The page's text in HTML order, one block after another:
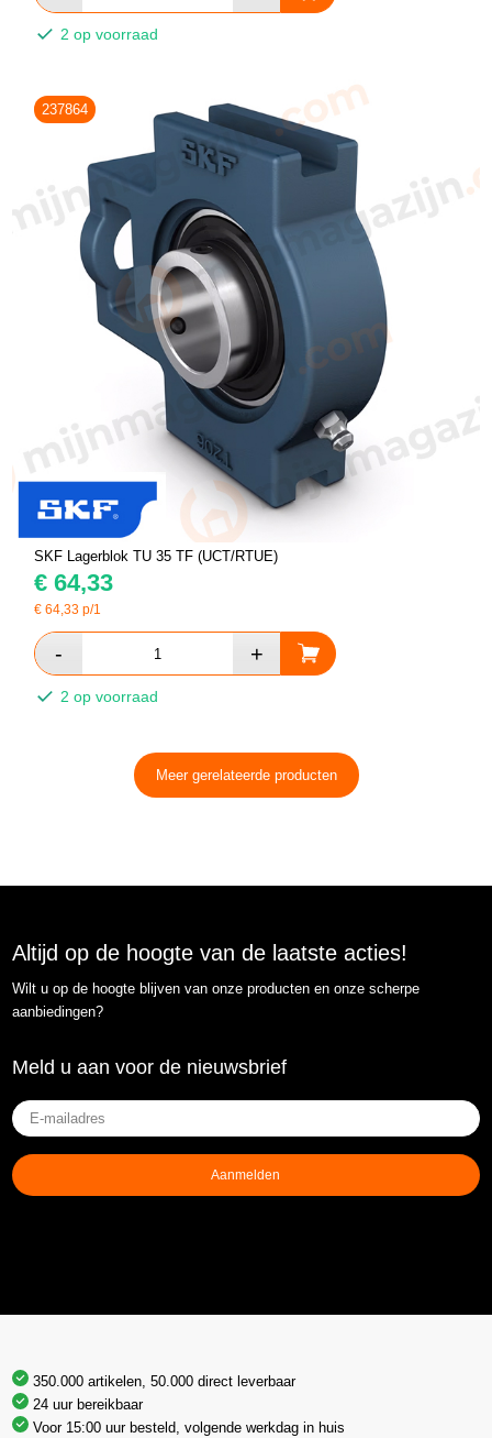
2 op voorraad
237864
SKF Lagerblok TU 35 TF (UCT/RTUE)
€ 64,33
€64,33 p/1
2 op voorraad
Meer gerelateerde producten
Altijd op de hoogte van de laatste acties!
Wilt u op de hoogte blijven van onze producten en onze scherpe
aanbiedingen?
Meld u aan voor de nieuwsbrief
E-
mailadres(Vereist)
Aanmelden
350.000 artikelen, 50.000 direct leverbaar
24 uur bereikbaar
Voor 15:00 uur besteld, volgende werkdag in huis